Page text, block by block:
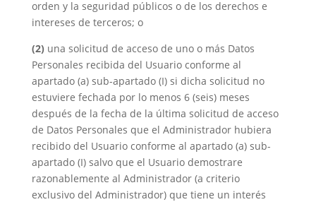
orden y la seguridad públicos o de los derechos e
intereses de terceros; o
(2) una solicitud de acceso de uno o más Datos
Personales recibida del Usuario conforme al
apartado (a) sub-apartado (I) si dicha solicitud no
estuviere fechada por lo menos 6 (seis) meses
después de la fecha de la última solicitud de acceso
de Datos Personales que el Administrador hubiera
recibido del Usuario conforme al apartado (a) sub-
apartado (I) salvo que el Usuario demostrare
razonablemente al Administrador (a criterio
exclusivo del Administrador) que tiene un interés